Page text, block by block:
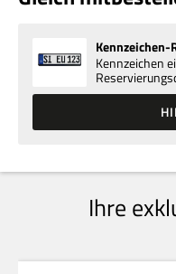
Kennzeichen-
Kennzeichen
Ihre